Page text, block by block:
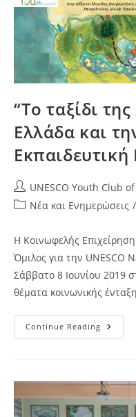
“Το ταξίδι
Ελλάδα και
Post
author:
UNESCO Youth Club
PostΝέα και Ενημερώσεις /
Η Κοινωφελής
Όμιλος για την UNESCO
Σάββατο 8 Ιουνίου 2019
θέματα κοινωνικής
Continue Reading “Το
Ταξίδι
Και
Την
–